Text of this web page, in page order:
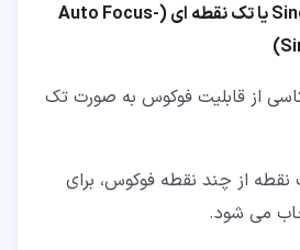
فوکوس Single Shot یا تک نقطه ای (Auto Focus-
از قابلیت فوکوس به صورت تک
نقطه از چند نقطه فوکوس، برای
می شود.